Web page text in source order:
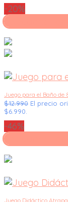
-20%
Seleccionar
Juego para el Baño de
$12.990 El precio
$6.990.
-46%
Seleccionar
Juego Didáctico